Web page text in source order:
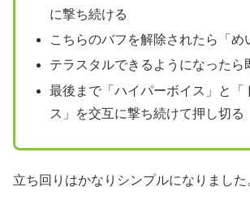
に撃ち続ける
こちらのバフを解除されたら「め
テラスタルできるようになったら
最後まで「ハイパーボイス」と「
ス」を交互に撃ち続けて押し切る
立ち回りはかなりシンプルになりました